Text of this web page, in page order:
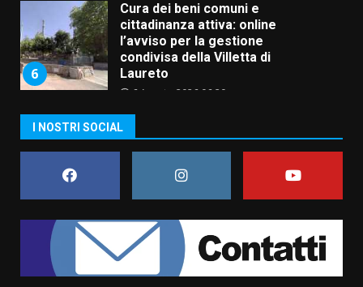
6
Cura dei beni comuni e
cittadinanza attiva: online
l’avviso per la gestione
condivisa della Villetta di
Laureto
6 Agosto 2026 06:20
assoluta de “L’Albergo
Belvedere. Il rapimento”
6 Agosto 2026 06:15
1
Rivoluzione”: nuovo
appuntamento con “Fasano in
Banda”
I NOSTRI SOCIAL